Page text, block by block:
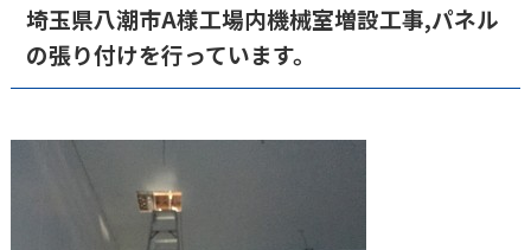
埼玉県八潮市A様工場内機械室増設工事,パネル
の張り付けを行っています。